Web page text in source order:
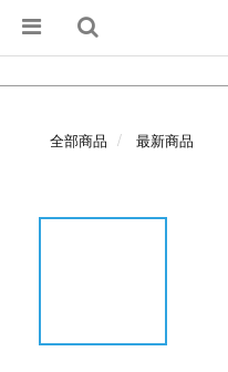
全部商品 最新商品